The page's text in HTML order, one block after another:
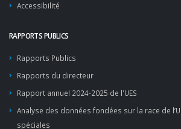
Accessibilité
RAPPORTS PUBLICS
Rapports Publics
Rapports du directeur
Rapport annuel 2024-2025 de l'UES
Analyse des données fondées sur la race de
spéciales